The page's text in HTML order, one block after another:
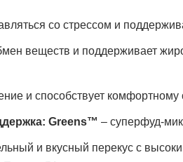
со стрессом и
веществ и поддерживает
и способствует комфортному
Greens™ – суперфуд-
и вкусный перекус с